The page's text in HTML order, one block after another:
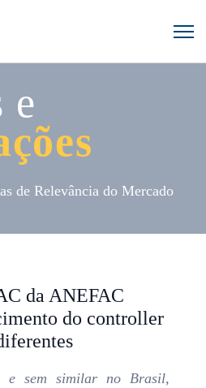
e
de Relevância do Mercado
da ANEFAC
do controller
e sem similar no Brasil,